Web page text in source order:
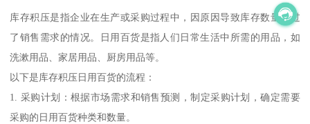
库存积压是指企业在生产或采购过程中，因原因导致库存数量超过
了销售需求的情况。日用百货是指人们日常生活中所需的用品，如
洗漱用品、家居用品、厨房用品等。
以下是库存积压日用百货的流程：
1. 采购计划：根据市场需求和销售预测，制定采购计划，确定需要
采购的日用百货种类和数量。